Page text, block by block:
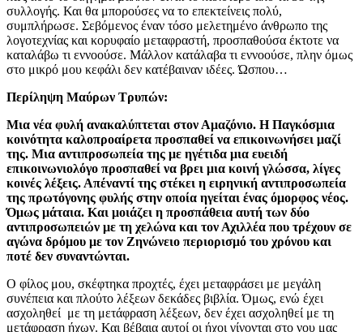
συλλογής. Και θα μπορούσες να το επεκτείνεις πολύ,
συμπλήρωσε. Σεβόμενος έναν τόσο μελετημένο άνθρωπο της
λογοτεχνίας και κορυφαίο μεταφραστή, προσπαθούσα έκτοτε να
καταλάβω τι εννοούσε. Μάλλον κατάλαβα τι εννοούσε, πλην όμως
στο μικρό μου κεφάλι δεν κατέβαιναν ιδέες. Ώσπου…
Περίληψη Μαύρων Τρυπών:
Μια νέα φυλή ανακαλύπτεται στον Αμαζόνιο. Η Παγκόσμια
κοινότητα καλοπροαίρετα προσπαθεί να επικοινωνήσει μαζί
της. Μια αντιπροσωπεία της με ηγέτιδα μια ευειδή
επικοινωνιολόγο προσπαθεί να βρει μια κοινή γλώσσα, λίγες
κοινές λέξεις. Απέναντί της στέκει η ειρηνική αντιπροσωπεία
της πρωτόγονης φυλής στην οποία ηγείται ένας όμορφος νέος.
Όμως μάταια. Και μοιάζει η προσπάθεια αυτή των δύο
αντιπροσωπειών με τη χελώνα και τον Αχιλλέα που τρέχουν σε
αγώνα δρόμου με τον Ζηνώνειο περιορισμό του χρόνου και
ποτέ δεν συναντώνται.
Ο φίλος μου, σκέφτηκα προχτές, έχει μεταφράσει με μεγάλη
συνέπεια και πλούτο λέξεων δεκάδες βιβλία. Όμως, ενώ έχει
ασχοληθεί με τη μετάφραση λέξεων, δεν έχει ασχοληθεί με τη
μετάφραση ήχων. Και βέβαια αυτοί οι ήχοι γίνονται στο νου μας